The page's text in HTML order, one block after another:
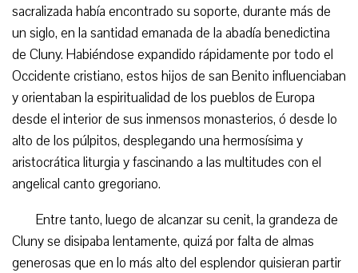
sacralizada había encontrado su soporte, durante más de
un siglo, en la santidad emanada de la abadía benedictina
de Cluny. Habiéndose expandido rápidamente por todo el
Occidente cristiano, estos hijos de san Benito influenciaban
y orientaban la espiritualidad de los pueblos de Europa
desde el interior de sus inmensos monasterios, ó desde lo
alto de los púlpitos, desplegando una hermosísima y
aristocrática liturgia y fascinando a las multitudes con el
angelical canto gregoriano.
Entre tanto, luego de alcanzar su cenit, la grandeza de
Cluny se disipaba lentamente, quizá por falta de almas
generosas que en lo más alto del esplendor quisieran partir